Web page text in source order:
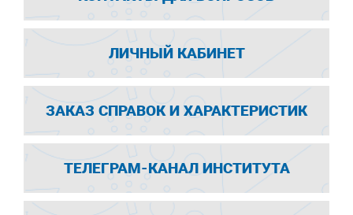
ЛИЧНЫЙ КАБИНЕТ
ЗАКАЗ СПРАВОК И ХАРАКТЕРИСТИК
ТЕЛЕГРАМ-КАНАЛ ИНСТИТУТА